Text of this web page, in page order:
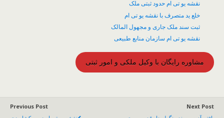
نقشه یو تی ام حدود ثبتی ملک
خلع ید متصرف با نقشه یو تی ام
ثبت سند ملک جاری و مجهول المالک
نقشه یو تی ام سازمان منابع طبیعی
مشاوره رایگان با وکیل ملکی و امور ثبتی
Previous Post
Next Post